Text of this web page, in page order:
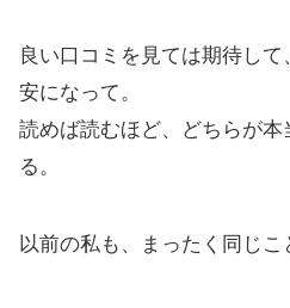
良い口コミを見ては期待し
安になって。
読めば読むほど、どちらが
る。
以前の私も、まったく同じこ